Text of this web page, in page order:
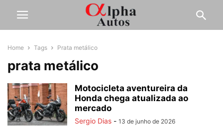
Home Tags Prata metálico
prata metálico
Motocicleta aventureira da
Honda chega atualizada ao
mercado
Sergio Dias - 13 de junho de 2026